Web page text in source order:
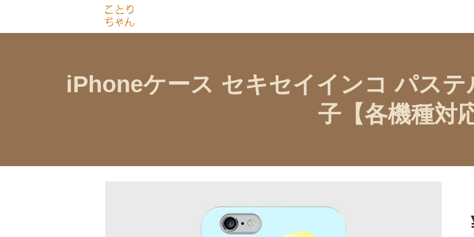
iPhoneケース セキセイインコ パス
子【各機種対